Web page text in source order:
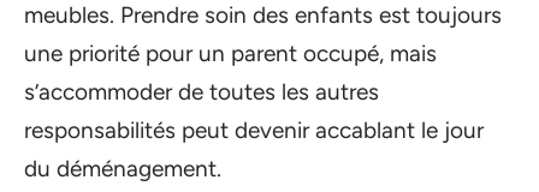
meubles. Prendre soin des enfants est toujours
une priorité pour un parent occupé, mais
s’accommoder de toutes les autres
responsabilités peut devenir accablant le jour
du déménagement.